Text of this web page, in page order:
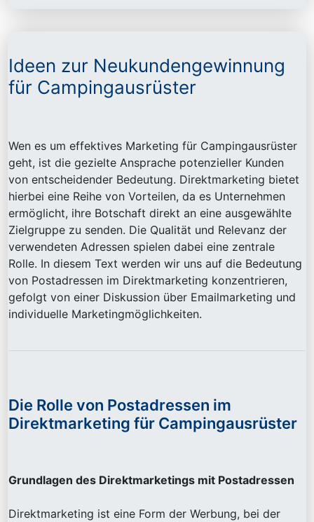
Ideen zur Neukundengewinnung
für Campingausrüster
Wen es um effektives Marketing für Campingausrüster
geht, ist die gezielte Ansprache potenzieller Kunden
von entscheidender Bedeutung. Direktmarketing bietet
hierbei eine Reihe von Vorteilen, da es Unternehmen
ermöglicht, ihre Botschaft direkt an eine ausgewählte
Zielgruppe zu senden. Die Qualität und Relevanz der
verwendeten Adressen spielen dabei eine zentrale
Rolle. In diesem Text werden wir uns auf die Bedeutung
von Postadressen im Direktmarketing konzentrieren,
gefolgt von einer Diskussion über Emailmarketing und
individuelle Marketingmöglichkeiten.
Die Rolle von Postadressen im
Direktmarketing für Campingausrüster
Grundlagen des Direktmarketings mit Postadressen
Direktmarketing ist eine Form der Werbung, bei der